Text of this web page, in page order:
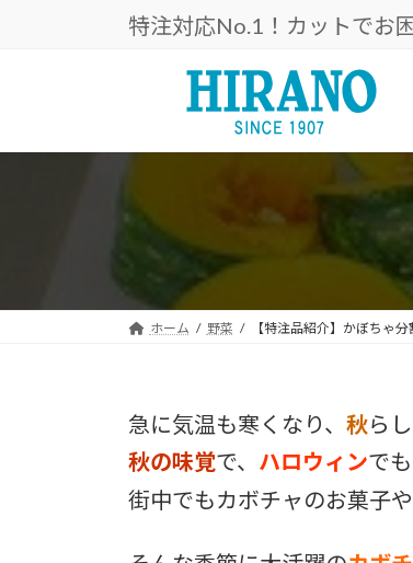
特注対応No.1！カットでお
ホーム 野菜 【特注品紹介】かぼちゃ
急に気温も寒くなり、 秋ら
秋の味覚で、 ハロウィンで
街中でもカボチャのお菓子